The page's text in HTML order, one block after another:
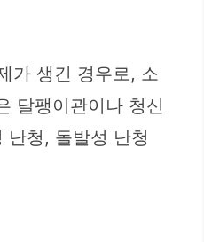
가 생긴 경우로, 소
달팽이관이나 청신
청, 돌발성 난청